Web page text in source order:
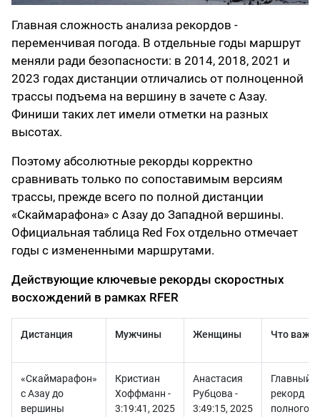
Главная сложность анализа рекордов -
переменчивая погода. В отдельные годы маршрут
меняли ради безопасности: в 2014, 2018, 2021 и
2023 годах дистанции отличались от полноценной
трассы подъема на вершину в зачете с Азау.
Финиши таких лет имели отметки на разных
высотах.
Поэтому абсолютные рекорды корректно
сравнивать только по сопоставимым версиям
трассы, прежде всего по полной дистанции
«Скаймарафона» с Азау до Западной вершины.
Официальная таблица Red Fox отдельно отмечает
годы с измененными маршрутами.
Действующие ключевые рекорды скоростных
восхождений в рамках RFER
Дистанция Мужчины Женщины Что
«Скаймарафон»
с Азау до
вершины
Кристиан
Хоффманн -
3:19:41, 2025
Анастасия
Рубцова -
3:49:15, 2025
Главный
рекорд
полного